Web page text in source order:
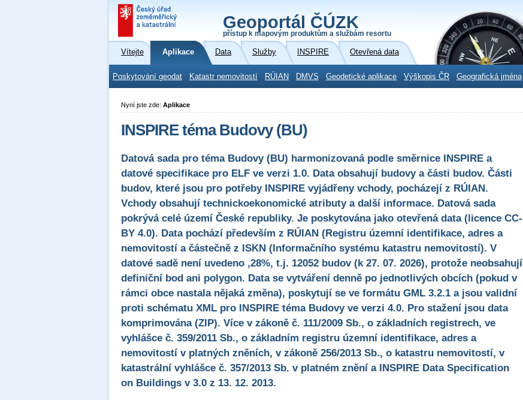
Geoportál ČÚZK
přístup k mapovým produktům a službám resortu
Vítejte Aplikace Data Služby INSPIRE Otevřená data
Poskytování geodat Katastr nemovitostí RÚIAN DMVS Geodetické aplikace Výškopis ČR Geografická jména
Nyní jste zde: Aplikace
INSPIRE téma Budovy (BU)
Datová sada pro téma Budovy (BU) harmonizovaná podle směrnice INSPIRE a
datové specifikace pro ELF ve verzi 1.0. Data obsahují budovy a části budov. Části
budov, které jsou pro potřeby INSPIRE vyjádřeny vchody, pocházejí z RÚIAN.
Vchody obsahují technickoekonomické atributy a další informace. Datová sada
pokrývá celé území České republiky. Je poskytována jako otevřená data (licence CC-
BY 4.0). Data pochází především z RÚIAN (Registru územní identifikace, adres a
nemovitostí a částečně z ISKN (Informačního systému katastru nemovitostí). V
datové sadě není uvedeno ,28%, t.j. 12052 budov (k 27. 07. 2026), protože neobsahují
definiční bod ani polygon. Data se vytváření denně po jednotlivých obcích (pokud v
rámci obce nastala nějaká změna), poskytují se ve formátu GML 3.2.1 a jsou validní
proti schématu XML pro INSPIRE téma Budovy ve verzi 4.0. Pro stažení jsou data
komprimována (ZIP). Více v zákoně č. 111/2009 Sb., o základních registrech, ve
vyhlášce č. 359/2011 Sb., o základním registru územní identifikace, adres a
nemovitostí v platných zněních, v zákoně 256/2013 Sb., o katastru nemovitostí, v
katastrální vyhlášce č. 357/2013 Sb. v platném znění a INSPIRE Data Specification
on Buildings v 3.0 z 13. 12. 2013.